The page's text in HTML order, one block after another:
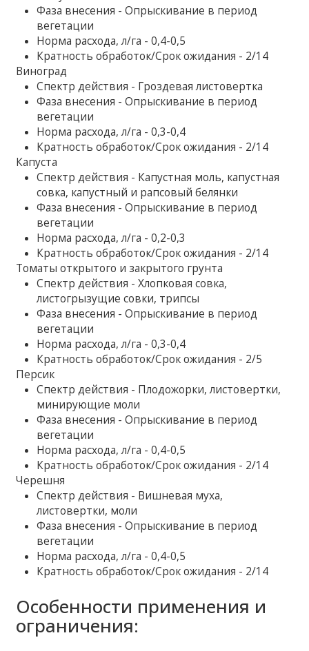
Фаза внесения - Опрыскивание в период
вегетации
Норма расхода, л/га - 0,4-0,5
Кратность обработок/Срок ожидания - 2/14
Виноград
Спектр действия - Гроздевая листовертка
Фаза внесения - Опрыскивание в период
вегетации
Норма расхода, л/га - 0,3-0,4
Кратность обработок/Срок ожидания - 2/14
Капуста
Спектр действия - Капустная моль, капустная
совка, капустный и рапсовый белянки
Фаза внесения - Опрыскивание в период
вегетации
Норма расхода, л/га - 0,2-0,3
Кратность обработок/Срок ожидания - 2/14
Томаты открытого и закрытого грунта
Спектр действия - Хлопковая совка,
листогрызущие совки, трипсы
Фаза внесения - Опрыскивание в период
вегетации
Норма расхода, л/га - 0,3-0,4
Кратность обработок/Срок ожидания - 2/5
Персик
Спектр действия - Плодожорки, листовертки,
минирующие моли
Фаза внесения - Опрыскивание в период
вегетации
Норма расхода, л/га - 0,4-0,5
Кратность обработок/Срок ожидания - 2/14
Черешня
Спектр действия - Вишневая муха,
листовертки, моли
Фаза внесения - Опрыскивание в период
вегетации
Норма расхода, л/га - 0,4-0,5
Кратность обработок/Срок ожидания - 2/14
Особенности применения и
ограничения: